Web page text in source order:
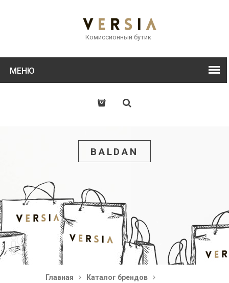
Комиссионный бутик
МЕНЮ
BALDAN
Главная
Каталог брендов